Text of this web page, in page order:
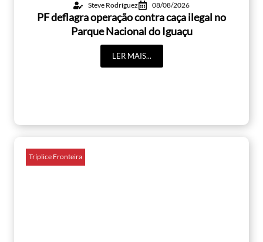
Steve Rodríguez 08/08/2026
PF deflagra operação contra caça ilegal no
Parque Nacional do Iguaçu
LER MAIS...
Tríplice Fronteira